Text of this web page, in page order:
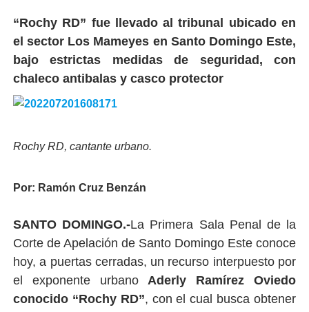
“Rochy RD” fue llevado al tribunal ubicado en
el sector Los Mameyes en Santo Domingo Este,
bajo estrictas medidas de seguridad, con
chaleco antibalas y casco protector
Rochy RD, cantante urbano.
Por: Ramón Cruz Benzán
SANTO DOMINGO.-La Primera Sala Penal de la
Corte de Apelación de Santo Domingo Este conoce
hoy, a puertas cerradas, un recurso interpuesto por
el exponente urbanoAderly Ramírez Oviedo
conocido “Rochy RD”, con el cual busca obtener